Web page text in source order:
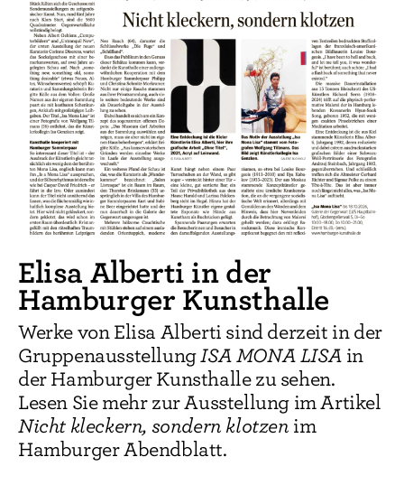
Elisa Alberti in der
Hamburger Kunsthalle
Werke von Elisa Alberti sind derzeit in der
GruppenausstellungISA MONA LISA in
der Hamburger Kunsthalle zu sehen.
Lesen Sie mehr zur Ausstellung im Artikel
Nicht kleckern, sondern klotzen im
Hamburger Abendblatt.